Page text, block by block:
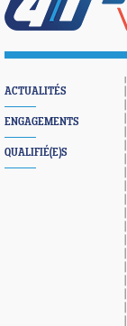
ACTUALITÉS
ENGAGEMENTS
QUALIFIÉ(E)S